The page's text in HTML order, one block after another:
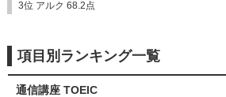
3位 アルク 68.2点
項目別ランキング一覧
通信講座 TOEIC